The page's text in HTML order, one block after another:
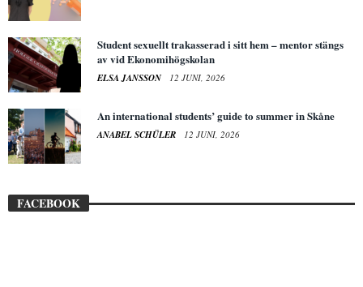
Student sexuellt trakasserad i sitt hem – mentor stängs
av vid Ekonomihögskolan
ELSA JANSSON 12 JUNI, 2026
An international students’ guide to summer in Skåne
ANABEL SCHÜLER 12 JUNI, 2026
FACEBOOK